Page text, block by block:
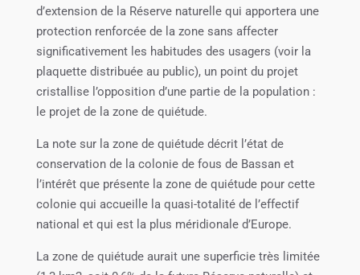
d’extension de la Réserve naturelle qui apportera une
protection renforcée de la zone sans affecter
significativement les habitudes des usagers (voir la
plaquette distribuée au public), un point du projet
cristallise l’opposition d’une partie de la population :
le projet de la zone de quiétude.
La note sur la zone de quiétude décrit l’état de
conservation de la colonie de fous de Bassan et
l’intérêt que présente la zone de quiétude pour cette
colonie qui accueille la quasi-totalité de l’effectif
national et qui est la plus méridionale d’Europe.
La zone de quiétude aurait une superficie très limitée